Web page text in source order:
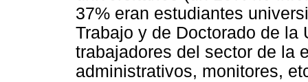
37% eran estudiantes
Trabajo y de Doctorado de la
trabajadores del sector de la
administrativos, monitores,